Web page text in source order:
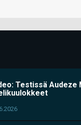
Testissä Audeze